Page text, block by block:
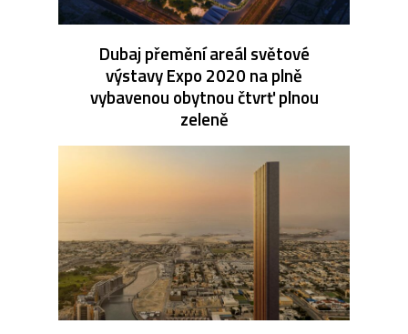
Dubaj přemění areál světové
výstavy Expo 2020 na plně
vybavenou obytnou čtvrť plnou
zeleně